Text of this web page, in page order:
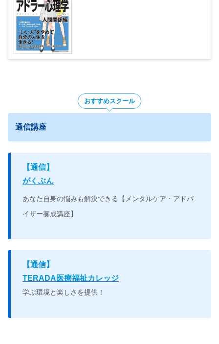
おすすめスクール
通信講座
【通信】
がくぶん
あなた自身の悩みも解決できる
【メンタルケア・アドバ
イザー養成講座】
【通信】
TERADA医療福祉カレッジ
学ぶ環境と楽しさを提供！